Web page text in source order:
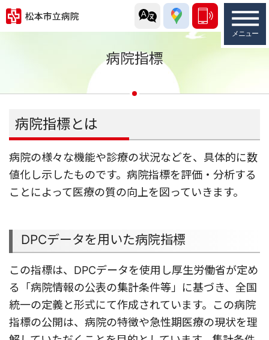
病院指標
病院指標とは
病院の様々な機能や診療の状況などを、具体的に数
値化し示したものです。病院指標を評価・分析する
ことによって医療の質の向上を図っていきます。
DPCデータを⽤いた病院指標
この指標は、DPCデータを使用し厚生労働省が定め
る「病院情報の公表の集計条件等」に基づき、全国
統⼀の定義と形式にて作成されています。この病院
指標の公開は、病院の特徴や急性期医療の現状を理